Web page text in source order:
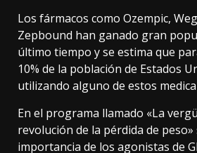
Los fármacos como Ozempic,
Zepbound han ganado gran
último tiempo y se estima que
10% de la población de Estados
utilizando alguno de estos
En el programa llamado «La
revolución de la pérdida de
importancia de los agonistas de